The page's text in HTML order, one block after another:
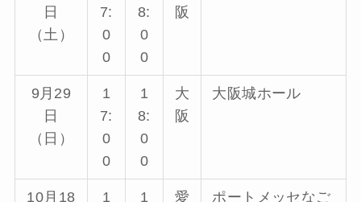
日
（土）
7:
0
0
8:
0
0
阪
9月29
日
（日）
1
7:
0
0
1
8:
0
0
大
阪
大阪城ホール
10月18
1
1
愛
ポートメッセなご